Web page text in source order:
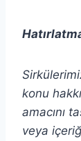
konu
amacını
veya